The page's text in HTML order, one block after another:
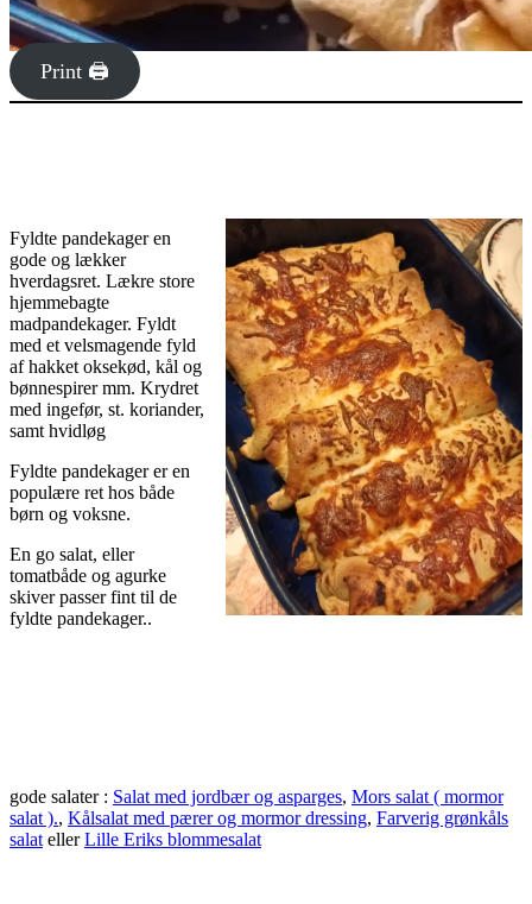
Print 🖨
Fyldte pandekager en
gode og lækker
hverdagsret. Lækre store
hjemmebagte
madpandekager. Fyldt
med et velsmagende fyld
af hakket oksekød, kål og
bønnespirer mm. Krydret
med ingefør, st. koriander,
samt hvidløg
Fyldte pandekager er en
populære ret hos både
børn og voksne.
En go salat, eller
tomatbåde og agurke
skiver passer fint til de
fyldte pandekager..
gode salater : Salat med jordbær og asparges, Mors salat ( mormor
salat )., Kålsalat med pærer og mormor dressing, Farverig grønkåls
salat ellerLille Eriks blommesalat